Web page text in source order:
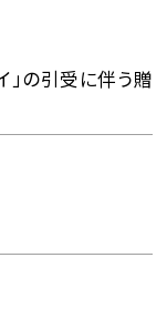
」の引受に伴う贈